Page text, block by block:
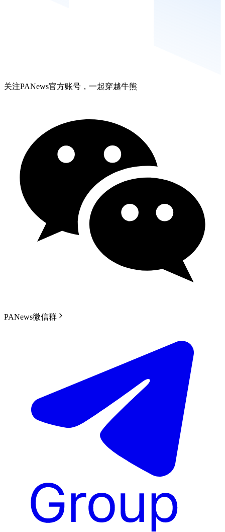
关注PANews官方账号，一起穿越牛熊
PANews微信群